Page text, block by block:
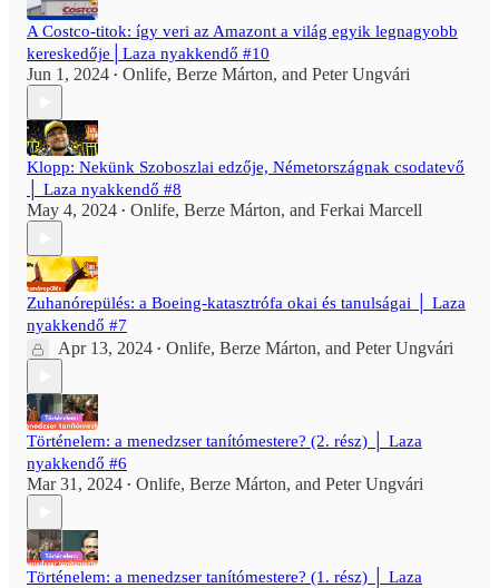
A Costco-titok: így veri az Amazont a világ egyik legnagyobb
kereskedője│Laza nyakkendő #10
Jun 1, 2024 • Onlife, Berze Márton, and Peter Ungvári
Klopp: Nekünk Szoboszlai edzője, Németországnak csodatevő
│ Laza nyakkendő #8
May 4, 2024 • Onlife, Berze Márton, and Ferkai Marcell
Zuhanórepülés: a Boeing-katasztrófa okai és tanulságai │ Laza
nyakkendő #7
Apr 13, 2024 • Onlife, Berze Márton, and Peter Ungvári
Történelem: a menedzser tanítómestere? (2. rész) │ Laza
nyakkendő #6
Mar 31, 2024 • Onlife, Berze Márton, and Peter Ungvári
Történelem: a menedzser tanítómestere? (1. rész) │ Laza